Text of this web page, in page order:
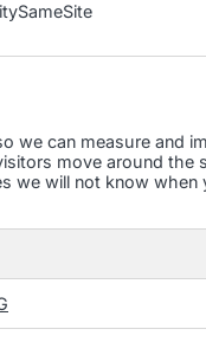
we can measure and
move around
we will not know